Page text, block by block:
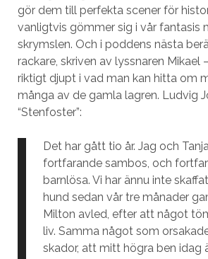
gör dem till perfekta scener för
vanligtvis gömmer sig i vår fantasis
skrymslen. Och i poddens nästa
rackare, skriven av lyssnaren Mikael
riktigt djupt i vad man kan hitta om
många av de gamla lagren. Ludvig
“Stenfoster”:
Det har gått tio år. Jag och
fortfarande sambos, och
barnlösa. Vi har ännu inte
hund sedan vår tre månader
Milton avled, efter att något
liv. Samma något som
skador, att mitt högra ben idag